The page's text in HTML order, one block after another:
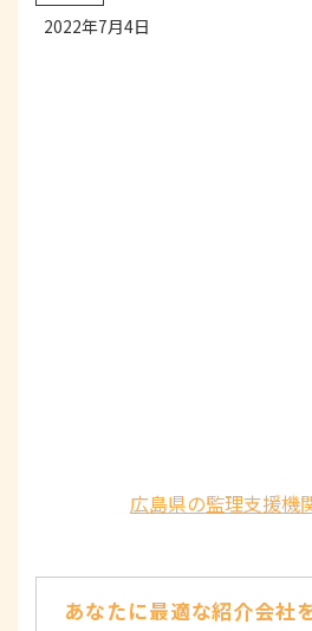
2022年7月4日
広島県の監理支援機
あなたに最適な紹介会社